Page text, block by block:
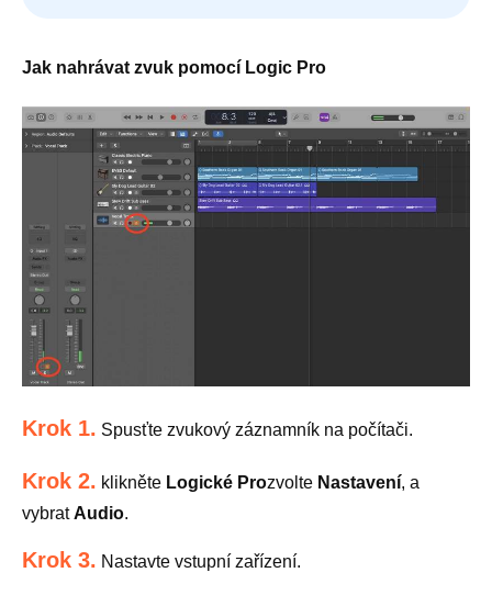
Jak nahrávat zvuk pomocí Logic Pro
Krok 1. Spusťte zvukový záznamník na počítači.
Krok 2. klikněte Logické Prozvolte Nastavení, a
vybratAudio.
Krok 3. Nastavte vstupní zařízení.